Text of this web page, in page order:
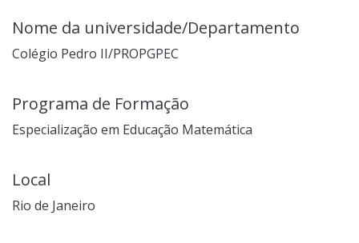
Nome da universidade/Departamento
Colégio Pedro II/PROPGPEC
Programa de Formação
Especialização em Educação Matemática
Local
Rio de Janeiro